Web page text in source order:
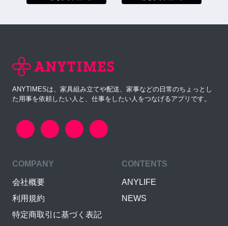
ANYTIMESは、家具組み立てや配送、家事などの日常のちょっとし
た用事を依頼したい人と、仕事をしたい人をつなげるアプリです。
COMPANY
会社概要
利用規約
特定商取引に基づく表記
CONTENTS
ANYLIFE
NEWS